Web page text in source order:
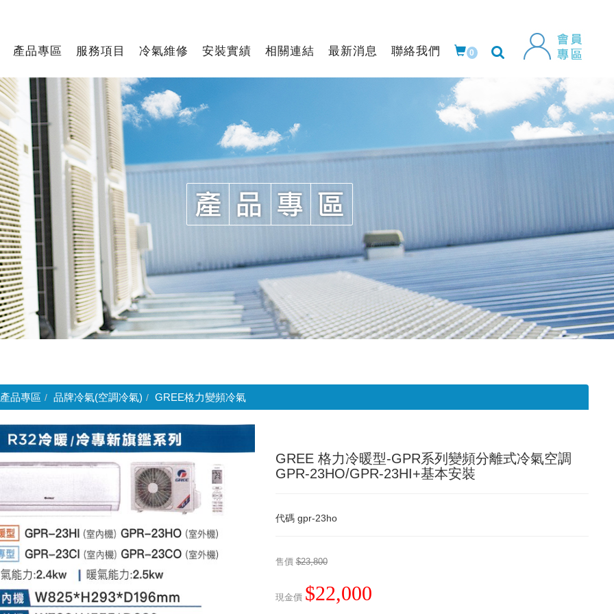
產品專區 服務項目 冷氣維修 安裝實績 相關連結 最新消息 聯絡我們 0
產品專區 品牌冷氣(空調冷氣) GREE格力變頻冷氣
GREE 格力冷暖型-GPR系列變頻分離式冷氣空調
GPR-23HO/GPR-23HI+基本安裝
代碼 gpr-23ho
售價 $23,800
現金價 $22,000